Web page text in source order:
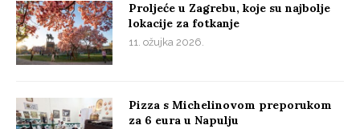
Proljeće u Zagrebu, koje su najbolje
lokacije za fotkanje
11. ožujka 2026.
Pizza s Michelinovom preporukom
za 6 eura u Napulju